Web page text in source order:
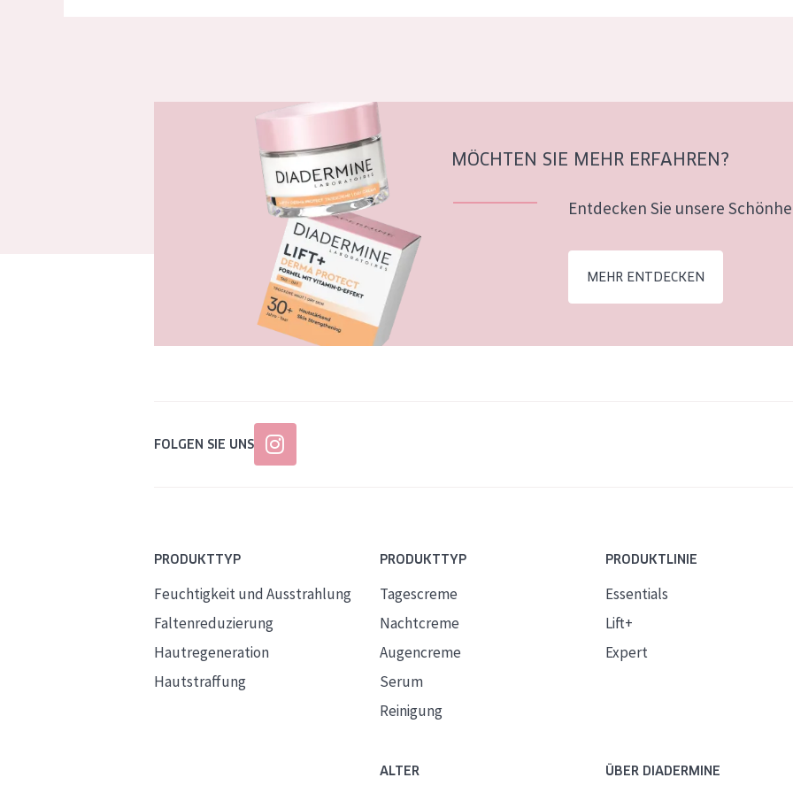
MÖCHTEN SIE MEHR ERFAHREN?
Entdecken Sie unsere
MEHR ENTDECKEN
FOLGEN SIE UNS
PRODUKTTYP
Feuchtigkeit und Ausstrahlung
Faltenreduzierung
Hautregeneration
Hautstraffung
PRODUKTTYP
Tagescreme
Nachtcreme
Augencreme
Serum
Reinigung
PRODUKTLINIE
Essentials
Lift+
Expert
ALTER ÜBER DIADERMINE